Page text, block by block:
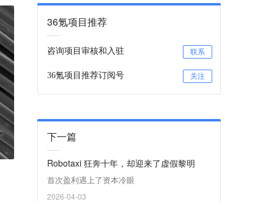
36氪项目推荐
咨询项目审核和入驻 联系
36氪项目推荐订阅号 关注
下一篇
Robotaxi 狂奔十年，却迎来了虚假黎明
首次盈利遇上了资本冷眼
2026-04-03